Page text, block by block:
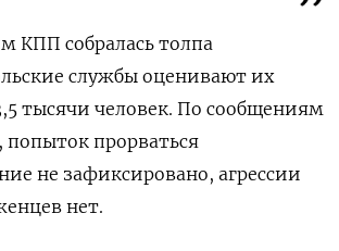
КПП собралась толпа
службы оценивают их
тысячи человек. По сообщениям
прорваться
не зафиксировано, агрессии
нет.